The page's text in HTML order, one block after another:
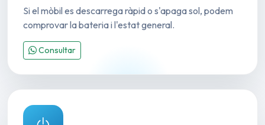
Si el mòbil es descarrega ràpid o s'apaga sol, podem
comprovar la bateria i l'estat general.
Consultar